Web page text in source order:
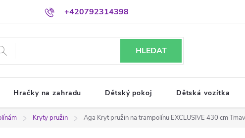
+420792314398
HLEDAT
Hračky na zahradu Dětský pokoj Dětská vozítka
Kryty pružin Aga Kryt pružin na trampolínu EXCLUSIVE 430 cm